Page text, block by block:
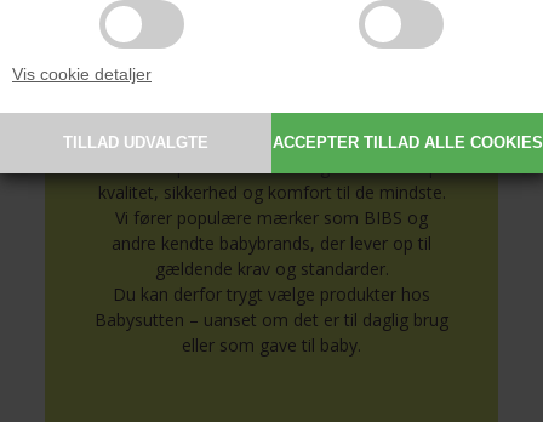
Vis cookie detaljer
baby
kvalitet, sikkerhed og komfort til de mindste.
Vi fører populære mærker som BIBS og
andre kendte babybrands, der lever op til
gældende krav og standarder.
Du kan derfor trygt vælge produkter hos
Babysutten – uanset om det er til daglig brug
eller som gave til baby.